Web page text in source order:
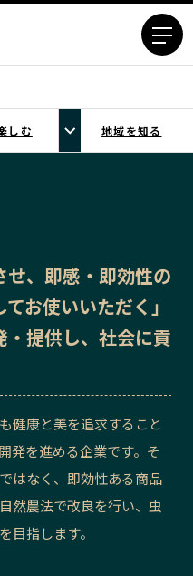
青森エリア
千葉エリア
多摩エリア
新潟エリア
岐阜エリア
愛知エリア
滋賀エリア
大阪市エリア
堺・泉州エリア
しむ 地域を知る
せ、即感・即効性の
お使いいただく」
提供し、社会に貢
健康と美を追求すること
発を進める企業です。そ
はなく、即効性ある商品
然農法で改良を行い、虫
目指します。